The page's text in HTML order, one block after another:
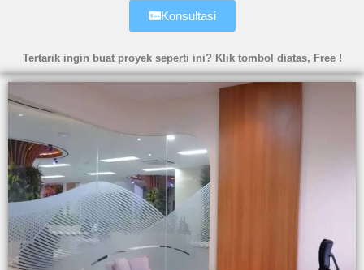
Konsultasi
Tertarik ingin buat proyek seperti ini? Klik tombol diatas, Free !